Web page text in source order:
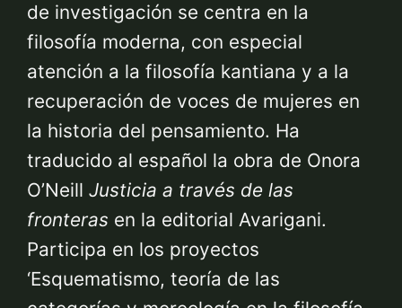
de investigación se centra en la
filosofía moderna, con especial
atención a la filosofía kantiana y a la
recuperación de voces de mujeres en
la historia del pensamiento. Ha
traducido al español la obra de Onora
O’NeillJusticia a través de las
fronteras en la editorial Avarigani.
Participa en los proyectos
‘Esquematismo, teoría de las